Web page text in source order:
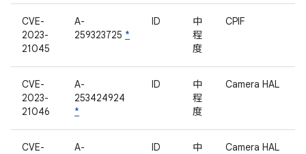
CVE-
2023-
21045
A-
259323725 *
ID
中
程
度
CPIF
CVE-
2023-
21046
A-
253424924
*
ID
中
程
度
Camera HAL
CVE-
A-
ID
中
Camera HAL